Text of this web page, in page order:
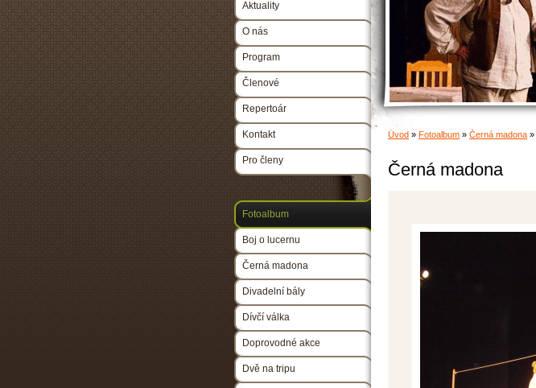
Úvod » Fotoalbum » Černá madona »
Černá madona
Aktuality
O nás
Program
Členové
Repertoár
Kontakt
Pro členy
Fotoalbum
Boj o lucernu
Černá madona
Divadelní bály
Dívčí válka
Doprovodné akce
Dvě na tripu